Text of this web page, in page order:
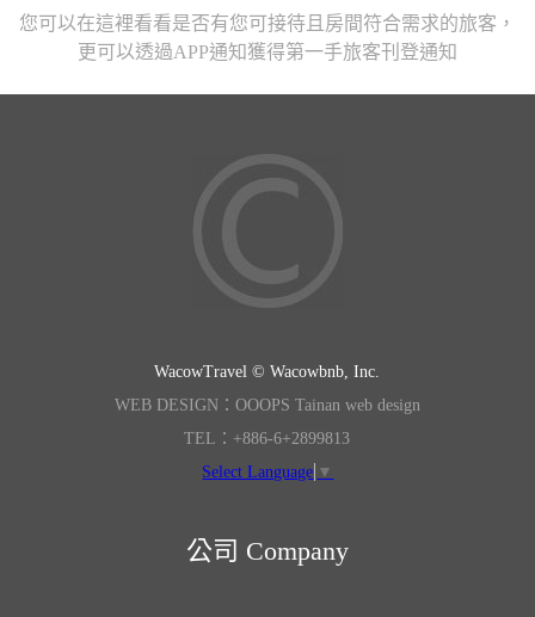
您可以在這裡看看是否有您可接待且房間符合需求的旅客，
更可以透過APP通知獲得第一手旅客刊登通知
WacowTravel © Wacowbnb, Inc.
WEB DESIGN：OOOPS Tainan web design
TEL：+886-6+2899813
Select Language ▼
公司 Company